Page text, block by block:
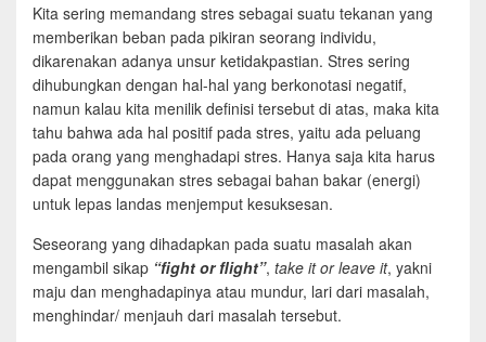
Kita sering memandang stres sebagai suatu tekanan yang
memberikan beban pada pikiran seorang individu,
dikarenakan adanya unsur ketidakpastian. Stres sering
dihubungkan dengan hal-hal yang berkonotasi negatif,
namun kalau kita menilik definisi tersebut di atas, maka kita
tahu bahwa ada hal positif pada stres, yaitu ada peluang
pada orang yang menghadapi stres. Hanya saja kita harus
dapat menggunakan stres sebagai bahan bakar (energi)
untuk lepas landas menjemput kesuksesan.
Seseorang yang dihadapkan pada suatu masalah akan
mengambil sikap “fight or flight”, take it or leave it, yakni
maju dan menghadapinya atau mundur, lari dari masalah,
menghindar/ menjauh dari masalah tersebut.